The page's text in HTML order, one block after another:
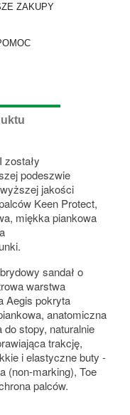
ZAKUPY
zostały
podeszwie
jakości
Keen Protect,
miękka piankowa
sandał o
warstwa
Aegis pokryta
anatomiczna
stopy, naturalnie
trakcję,
i elastyczne buty -
(non-marking), Toe
palców.